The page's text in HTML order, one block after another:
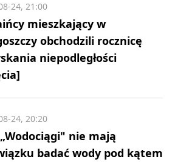
mieszkający w
obchodzili rocznicę
niepodległości
24, 21:00
nie mają
badać wody pod kątem
24, 20:20